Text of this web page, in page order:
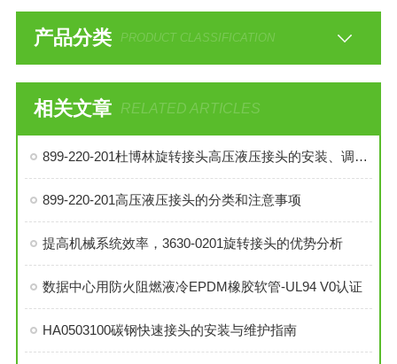
产品分类 PRODUCT CLASSIFICATION
相关文章 RELATED ARTICLES
899-220-201杜博林旋转接头高压液压接头的安装、调试与维护技巧
899-220-201高压液压接头的分类和注意事项
提高机械系统效率，3630-0201旋转接头的优势分析
数据中心用防火阻燃液冷EPDM橡胶软管-UL94 V0认证
HA0503100碳钢快速接头的安装与维护指南